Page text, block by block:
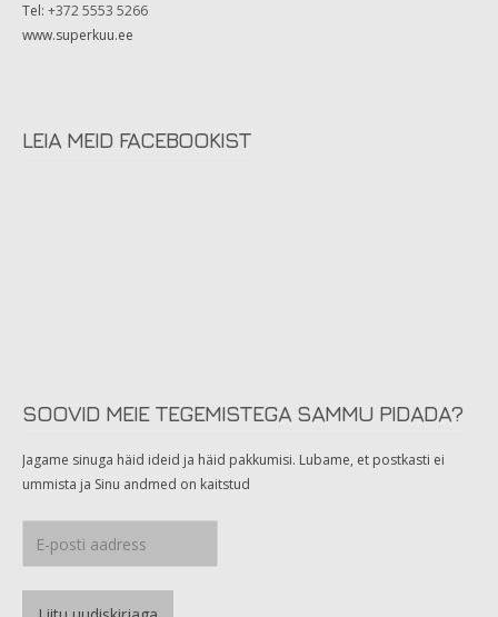
Tel: +372 5553 5266
www.superkuu.ee
LEIA MEID FACEBOOKIST
SOOVID MEIE TEGEMISTEGA SAMMU PIDADA?
Jagame sinuga häid ideid ja häid pakkumisi. Lubame, et postkasti ei
ummista ja Sinu andmed on kaitstud